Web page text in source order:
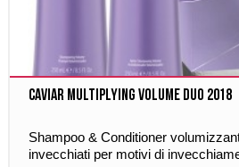
Caviar Multiplying Volume Duo 2018
Shampoo & Conditioner
invecchiati per motivi di